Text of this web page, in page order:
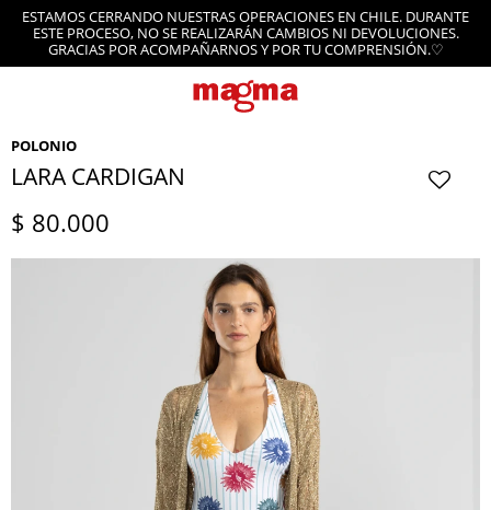
ESTAMOS CERRANDO NUESTRAS OPERACIONES EN CHILE. DURANTE
ESTE PROCESO, NO SE REALIZARÁN CAMBIOS NI DEVOLUCIONES.
GRACIAS POR ACOMPAÑARNOS Y POR TU COMPRENSIÓN.♡
POLONIO
LARA CARDIGAN
$ 80.000